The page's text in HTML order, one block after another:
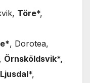
Töre*,
, Dorotea,
Örnsköldsvik*,
Ljusdal*,
kakor
inte att